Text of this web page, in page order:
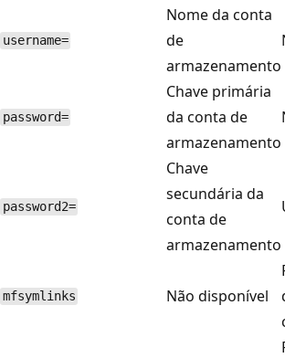
username=
Nome da conta
de
armazenamento
password=
Chave primária
da conta de
armazenamento
password2=
Chave
secundária da
conta de
armazenamento
mfsymlinks Não disponível